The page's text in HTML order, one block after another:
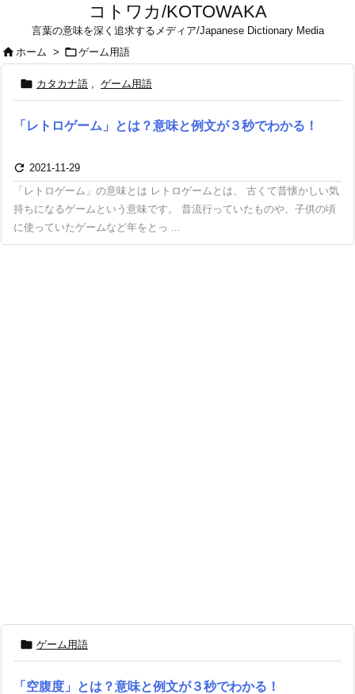
コトワカ/KOTOWAKA
言葉の意味を深く追求するメディア/Japanese Dictionary Media
ホーム > ゲーム用語
 カタカナ語 , ゲーム用語
「レトロゲーム」とは？意味と例文が３秒でわかる！
 2021-11-29
「レトロゲーム」の意味とは レトロゲームとは、 古くて昔懐かしい気
持ちになるゲームという意味です。 昔流行っていたものや、子供の頃
に使っていたゲームなど年をとっ ...
 ゲーム用語
「空腹度」とは？意味と例文が３秒でわかる！